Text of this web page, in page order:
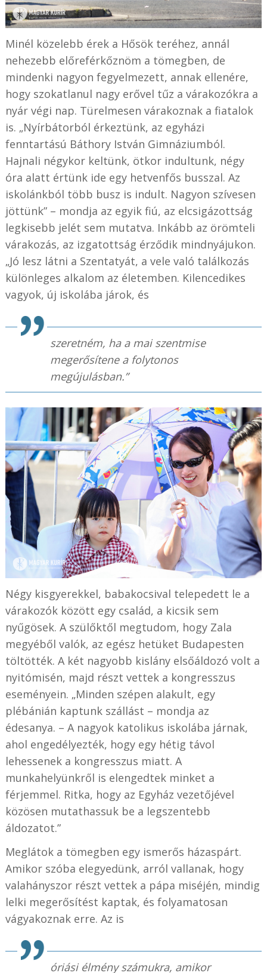
Minél közelebb érek a Hősök teréhez, annál
nehezebb előreférkőznöm a tömegben, de
mindenki nagyon fegyelmezett, annak ellenére,
hogy szokatlanul nagy erővel tűz a várakozókra a
nyár végi nap. Türelmesen várakoznak a fiatalok
is. „Nyírbátorból érkeztünk, az egyházi
fenntartású Báthory István Gimnáziumból.
Hajnali négykor keltünk, ötkor indultunk, négy
óra alatt értünk ide egy hetvenfős busszal. Az
iskolánkból több busz is indult. Nagyon szívesen
jöttünk” – mondja az egyik fiú, az elcsigázottság
legkisebb jelét sem mutatva. Inkább az örömteli
várakozás, az izgatottság érződik mindnyájukon.
„Jó lesz látni a Szentatyát, a vele való találkozás
különleges alkalom az életemben. Kilencedikes
vagyok, új iskolába járok, és
szeretném, ha a mai szentmise
megerősítene a folytonos
megújulásban.”
Négy kisgyerekkel, babakocsival telepedett le a
várakozók között egy család, a kicsik sem
nyűgösek. A szülőktől megtudom, hogy Zala
megyéből valók, az egész hetüket Budapesten
töltötték. A két nagyobb kislány elsőáldozó volt a
nyitómisén, majd részt vettek a kongresszus
eseményein. „Minden szépen alakult, egy
plébánián kaptunk szállást – mondja az
édesanya. – A nagyok katolikus iskolába járnak,
ahol engedélyezték, hogy egy hétig távol
lehessenek a kongresszus miatt. A
munkahelyünkről is elengedtek minket a
férjemmel. Ritka, hogy az Egyház vezetőjével
közösen mutathassuk be a legszentebb
áldozatot.”
Meglátok a tömegben egy ismerős házaspárt.
Amikor szóba elegyedünk, arról vallanak, hogy
valahányszor részt vettek a pápa miséjén, mindig
lelki megerősítést kaptak, és folyamatosan
vágyakoznak erre. Az is
óriási élmény számukra, amikor